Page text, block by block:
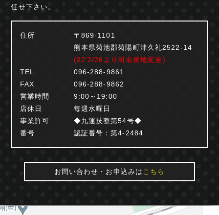
任せ下さい。
住所
〒869-1101
熊本県菊池郡菊陽町津久礼2522-14
(22'2/26より町名番地変更)
TEL
096-288-9861
FAX
096-288-9862
営業時間
9:00～19:00
店休日
毎週水曜日
事業許可
番号
◆九運技整第54号◆
認証番号：第4-2484
お問い合わせ・お申込みは こちら